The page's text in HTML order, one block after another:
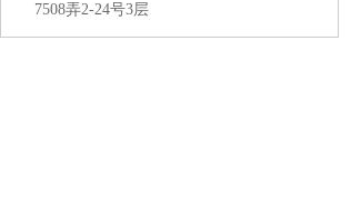
7508弄2-24号3层